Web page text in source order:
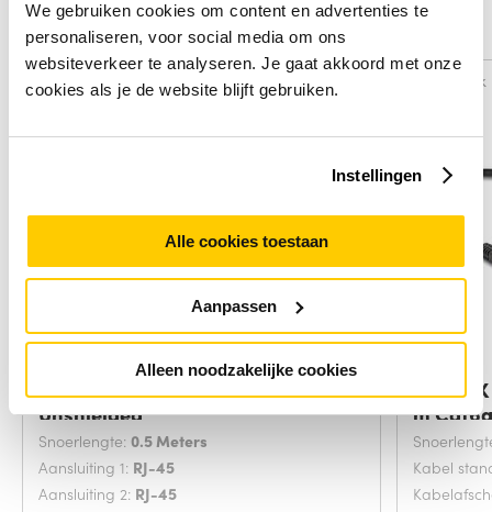
We gebruiken cookies om content en advertenties te
personaliseren, voor social media om ons
websiteverkeer te analyseren. Je gaat akkoord met onze
cookies als je de website blijft gebruiken.
Instellingen
Alle cookies toestaan
Aanpassen
Alleen noodzakelijke cookies
Alternatieven
Vergelijk
C2G 0,5 m Cat5e Non-Booted
Unshielded
Snoerlengte: 0.5 Meters
Aansluiting 1: RJ-45
Aansluiting 2: RJ-45
Vergelijk
m
Kabel